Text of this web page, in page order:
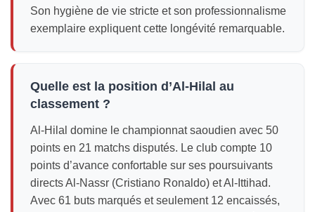
Son hygiène de vie stricte et son professionnalisme
exemplaire expliquent cette longévité remarquable.
Quelle est la position d’Al-Hilal au
classement ?
Al-Hilal domine le championnat saoudien avec 50
points en 21 matchs disputés. Le club compte 10
points d’avance confortable sur ses poursuivants
directs Al-Nassr (Cristiano Ronaldo) et Al-Ittihad.
Avec 61 buts marqués et seulement 12 encaissés,